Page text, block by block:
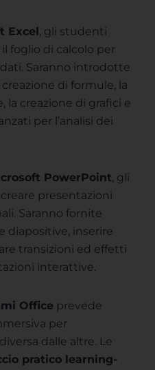
Excel, gli studenti
foglio di calcolo per
Saranno introdotte
di formule, la
la creazione di grafici e
per l’analisi dei
PowerPoint, gli
presentazioni
Saranno fornite
diapositive, inserire
transizioni ed effetti
interattive.
Office prevede
per
dalle altre. Le
pratico learning-